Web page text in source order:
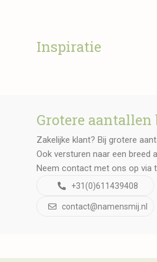
Inspiratie
Grotere aantallen
Zakelijke klant? Bij grotere
Ook versturen naar een breed
Neem contact met ons op via
+31(0)611439408
contact@namensmij.nl